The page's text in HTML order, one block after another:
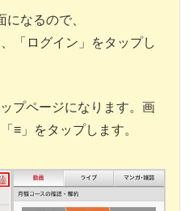
なるので、
「ログイン」をタップし
プページになります。画
≡」をタップします。